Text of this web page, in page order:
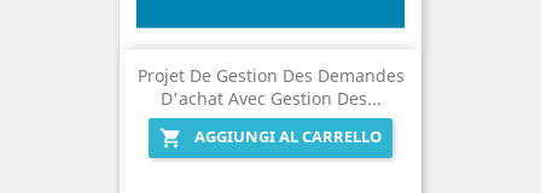
Projet De Gestion Des Demandes
D'achat Avec Gestion Des...

AGGIUNGI AL CARRELLO